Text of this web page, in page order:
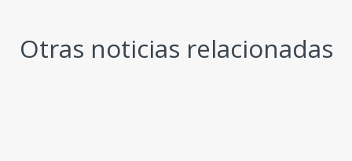
Otras noticias relacionadas